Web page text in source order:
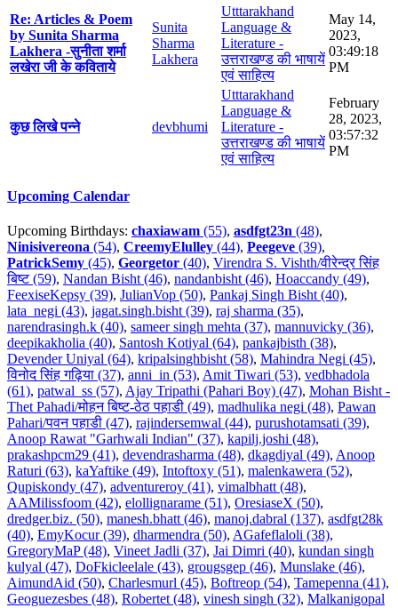
Re: Articles & Poem
by Sunita Sharma
Lakhera -सुनीता शर्मा
लखेरा जी के कविताये
Sunita
Sharma
Lakhera
Utttarakhand
Language &
Literature -
उत्तराखण्ड की भाषायें
एवं साहित्य
May 14,
2023,
03:49:18
PM
कुछ लिखे पन्ने devbhumi
Utttarakhand
Language &
Literature -
उत्तराखण्ड की भाषायें
एवं साहित्य
February
28, 2023,
03:57:32
PM
Upcoming Calendar
Upcoming Birthdays: chaxiawam (55), asdfgt23n (48),
Ninisivereona (54), CreemyElulley (44), Peegeve (39),
PatrickSemy (45), Georgetor (40), Virendra S. Vishth/वीरेन्द्र सिंह
बिष्ट (59), Nandan Bisht (46), nandanbisht (46), Hoaccandy (49),
FeexiseKepsy (39), JulianVop (50), Pankaj Singh Bisht (40),
lata_negi (43), jagat.singh.bisht (39), raj sharma (35),
narendrasingh.k (40), sameer singh mehta (37), mannuvicky (36),
deepikakholia (40), Santosh Kotiyal (64), pankajbisth (38),
Devender Uniyal (64), kripalsinghbisht (58), Mahindra Negi (45),
विनोद सिंह गढ़िया (37), anni_in (53), Amit Tiwari (53), vedbhadola
(61), patwal_ss (57), Ajay Tripathi (Pahari Boy) (47), Mohan Bisht -
Thet Pahadi/मोहन बिष्ट-ठेठ पहाडी (49), madhulika negi (48), Pawan
Pahari/पवन पहाडी (47), rajindersemwal (44), purushotamsati (39),
Anoop Rawat "Garhwali Indian" (37), kapilj.joshi (48),
prakashpcm29 (41), devendrasharma (48), dkagdiyal (49), Anoop
Raturi (63), kaYaftike (49), Intoftoxy (51), malenkawera (52),
Qupiskondy (47), adventureroy (41), vimalbhatt (48),
AAMilissfoom (42), elollignarame (51), OresiaseX (50),
dredger.biz. (50), manesh.bhatt (46), manoj.dabral (137), asdfgt28k
(40), EmyKocur (39), dharmendra (50), AGafeflaloli (38),
GregoryMaP (48), Vineet Jadli (37), Jai Dimri (40), kundan singh
kulyal (47), DoFkicleelale (43), grougsgep (46), Munslake (46),
AimundAid (50), Charlesmurl (45), Boftreop (54), Tamepenna (41),
Geoguezesbes (48), Robertet (48), vinesh singh (32), Malkanigopal